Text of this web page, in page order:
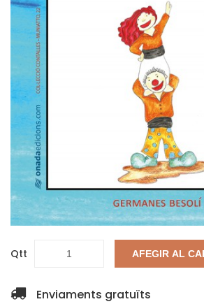
Qtt AFEGIR AL
Enviaments gratuïts